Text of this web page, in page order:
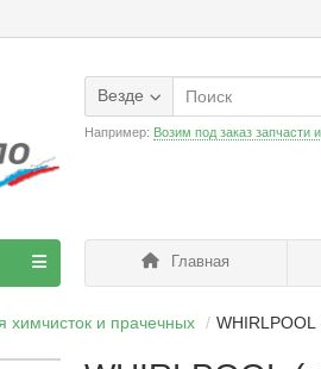
Везде
Например: Возим под заказ
Главная
химчисток и прачечных